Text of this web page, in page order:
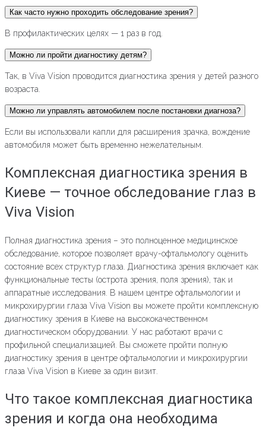
Как часто нужно проходить обследование зрения?
В профилактических целях — 1 раз в год.
Можно ли пройти диагностику детям?
Так, в Viva Vision проводится диагностика зрения у детей разного
возраста.
Можно ли управлять автомобилем после постановки диагноза?
Если вы использовали капли для расширения зрачка, вождение
автомобиля может быть временно нежелательным.
Комплексная диагностика зрения в
Киеве — точное обследование глаз в
Viva Vision
Полная диагностика зрения – это полноценное медицинское
обследование, которое позволяет врачу-офтальмологу оценить
состояние всех структур глаза. Диагностика зрения включает как
функциональные тесты (острота зрения, поля зрения), так и
аппаратные исследования. В нашем центре офтальмологии и
микрохирургии глаза Viva Vision вы можете пройти комплексную
диагностику зрения в Киеве на высококачественном
диагностическом оборудовании. У нас работают врачи с
профильной специализацией. Вы сможете пройти полную
диагностику зрения в центре офтальмологии и микрохирургии
глаза Viva Vision в Киеве за один визит.
Что такое комплексная диагностика
зрения и когда она необходима